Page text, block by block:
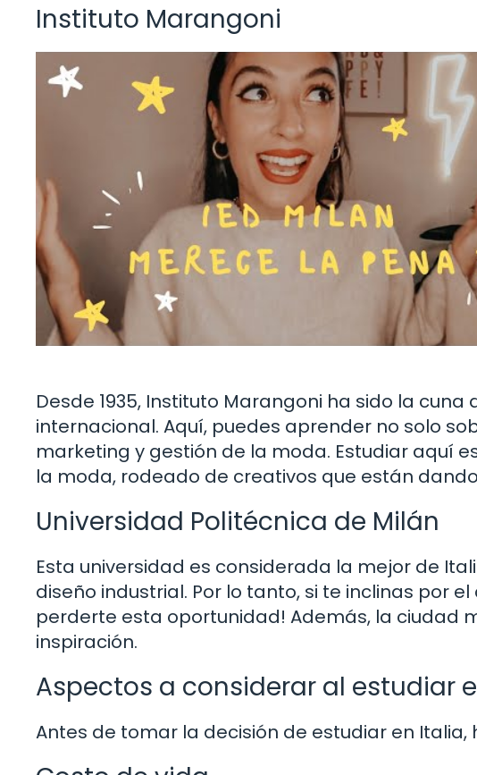
Instituto Marangoni
Desde 1935, Instituto Marangoni ha sido la
internacional. Aquí, puedes aprender no solo
marketing y gestión de la moda. Estudiar aquí
la moda, rodeado de creativos que están
Universidad Politécnica de Milán
Esta universidad es considerada la mejor de
diseño industrial. Por lo tanto, si te inclinas por
perderte esta oportunidad! Además, la ciudad
inspiración.
Aspectos a considerar al estudiar
Antes de tomar la decisión de estudiar en